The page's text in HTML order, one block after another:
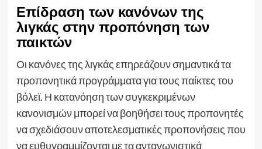
Επίδραση των κανόνων της
λιγκάς στην προπόνηση των
παικτών
Οι κανόνες της λιγκάς επηρεάζουν σημαντικά τα
προπονητικά προγράμματα για τους παίκτες του
βόλεϊ. Η κατανόηση των συγκεκριμένων
κανονισμών μπορεί να βοηθήσει τους προπονητές
να σχεδιάσουν αποτελεσματικές προπονήσεις που
να ευθυγραμμίζονται με τα ανταγωνιστικά